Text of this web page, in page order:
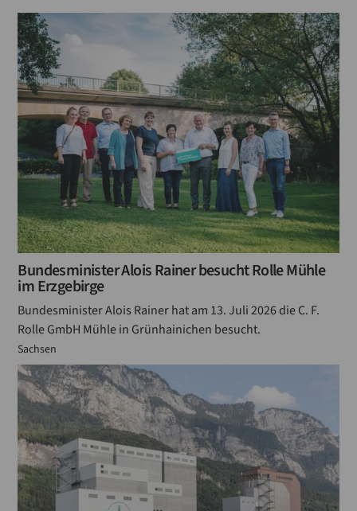
Bundesminister Alois Rainer besucht Rolle Mühle
im Erzgebirge
Bundesminister Alois Rainer hat am 13. Juli 2026 die C. F.
Rolle GmbH Mühle in Grünhainichen besucht.
Sachsen